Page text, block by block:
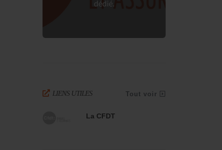
dédié.
LIENS UTILES Tout voir
La CFDT